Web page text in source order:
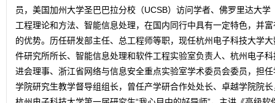
员，美国加州大学圣巴巴拉分校（UCSB）访问学者、佛罗里达大
工程理论和方法、智能信息处理，在国内同行中具有一定特色，并
的优势。历任研发部主任、总工程师等职，现任杭州电子科技大学
件研究所所长、智能信息处理和软件工程实验室负责人、杭州电子
进会理事、浙江省网络与信息安全重点实验室学术委员会委员，担
学院研究生教学督导组组长，曾任产学研合作处处长、卓越学院院